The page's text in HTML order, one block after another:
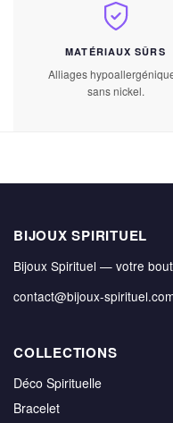
MATÉRIAUX SÛRS
Alliages
sans nickel.
BIJOUX SPIRITUEL
Bijoux Spirituel — votre
contact@bijoux-
COLLECTIONS
Déco Spirituelle
Bracelet